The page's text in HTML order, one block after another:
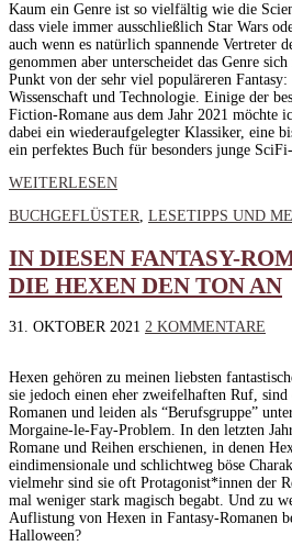
Kaum ein Genre ist so vielfältig wie die
dass viele immer ausschließlich Star Wars
auch wenn es natürlich spannende Vertreter
genommen aber unterscheidet das Genre
Punkt von der sehr viel populäreren
Wissenschaft und Technologie. Einige der
Fiction-Romane aus dem Jahr 2021 möchte
dabei ein wiederaufgelegter Klassiker, eine
ein perfektes Buch für besonders junge
WEITERLESEN
BUCHGEFLÜSTER, LESETIPPS UND
IN DIESEN FANTASY-
DIE HEXEN DEN TON AN
31. OKTOBER 2021 2 KOMMENTARE
Hexen gehören zu meinen liebsten
sie jedoch einen eher zweifelhaften Ruf,
Romanen und leiden als “Berufsgruppe”
Morgaine-le-Fay-Problem. In den letzten
Romane und Reihen erschienen, in denen
eindimensionale und schlichtweg böse
vielmehr sind sie oft Protagonist*innen der
mal weniger stark magisch begabt. Und zu
Auflistung von Hexen in Fantasy-Romanen
Halloween?